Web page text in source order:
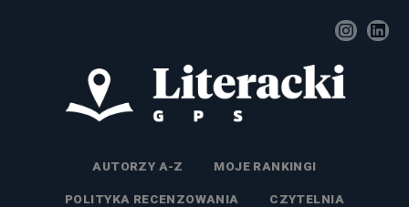
AUTORZY A-Z MOJE RANKINGI
POLITYKA RECENZOWANIA CZYTELNIA